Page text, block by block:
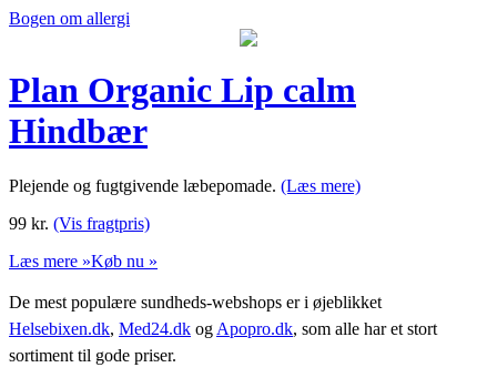
Bogen om allergi
Plan Organic Lip calm
Hindbær
Plejende og fugtgivende læbepomade. (Læs mere)
99 kr. (Vis fragtpris)
Læs mere »Køb nu »
De mest populære sundheds-webshops er i øjeblikket
Helsebixen.dk, Med24.dk og Apopro.dk, som alle har et stort
sortiment til gode priser.